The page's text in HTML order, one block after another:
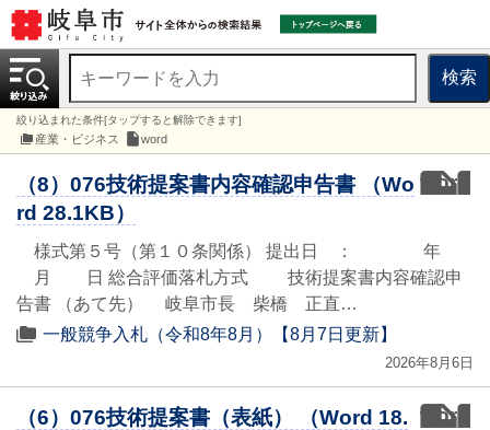
検索
絞り込まれた条件[タップすると解除できます]
産業・ビジネス word
word
（8）076技術提案書内容確認申告書 （Wo
rd 28.1KB）
様式第５号（第１０条関係） 提出日 ： 年
月 日 総合評価落札方式 技術提案書内容確認申
告書 （あて先） 岐阜市長 柴橋 正直…
一般競争入札（令和8年8月）【8月7日更新】
2026年8月6日
word
（6）076技術提案書（表紙） （Word 18.